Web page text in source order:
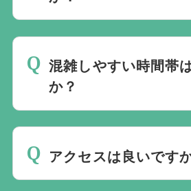
料が高く設定されていま
混雑しやすい時間帯
か？
こだわる場合は早めの手
す。
アクセスは良いです